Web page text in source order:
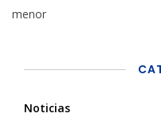
Noticias